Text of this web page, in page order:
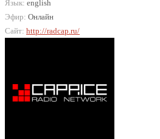
Язык: english
Эфир: Онлайн
Сайт: http://radcap.ru/